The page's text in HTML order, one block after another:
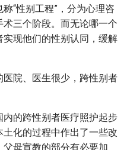
“性别工程”，分为心理咨
三个阶段。而无论哪一个
现他们的性别认同，缓解
医院、医生很少，跨性别者
的跨性别者医疗照护起步
化的过程中作出了一些改
母宣教的部分有必要加